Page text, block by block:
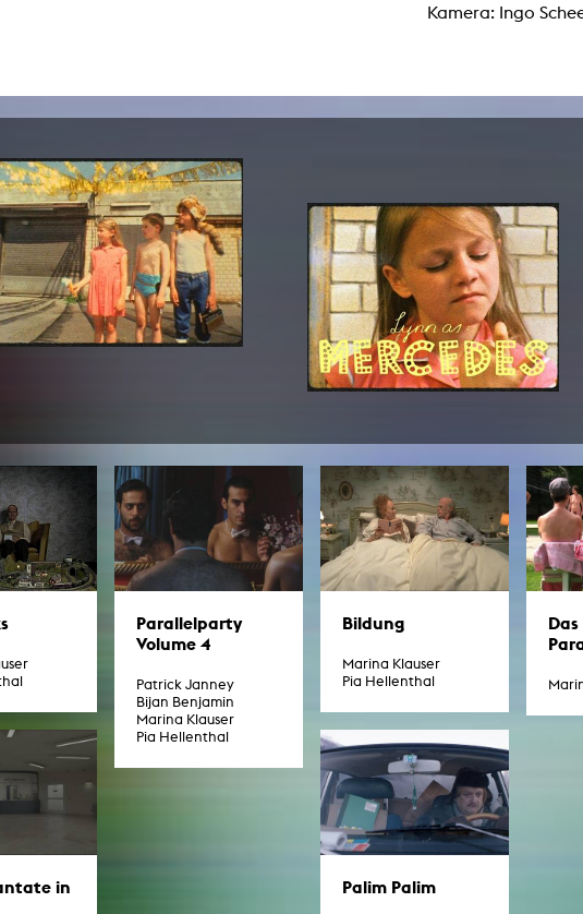
Kamera: Ingo
Parallelparty
Volume 4
Patrick Janney
Bijan Benjamin
Marina Klauser
Pia Hellenthal
Bildung
Marina Klauser
Pia Hellenthal
in
Palim Palim
Digitale Bibliothek
Filme
Bücher
Zeitschriften
Sounds
Semesterapparate
off topic
Empfehlungen
Neuerwerbungen
Publikationen Lehrende
Top 10 Ausleihe
Rara
Das KHM Logo
Gleichstellung
Nützliche Hilfen / Kontakte
Förderpreis für FLINTA*
Studium mit Kind
Antidiskriminierung
Ombudsstellen
Freunde der KHM e.V.
Partner
In Erinnerung
Meldestelle Hinweisgeberschutzgesetz